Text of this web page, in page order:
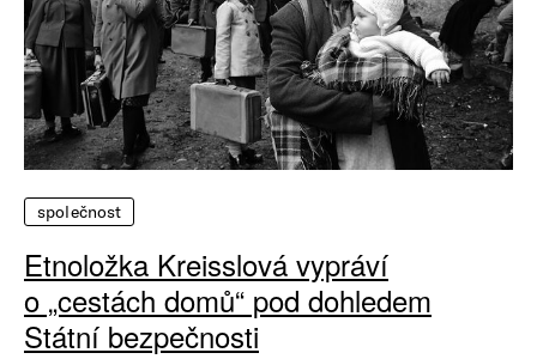
společnost
Etnoložka Kreisslová vypráví
o „cestách domů“ pod dohledem
Státní bezpečnosti